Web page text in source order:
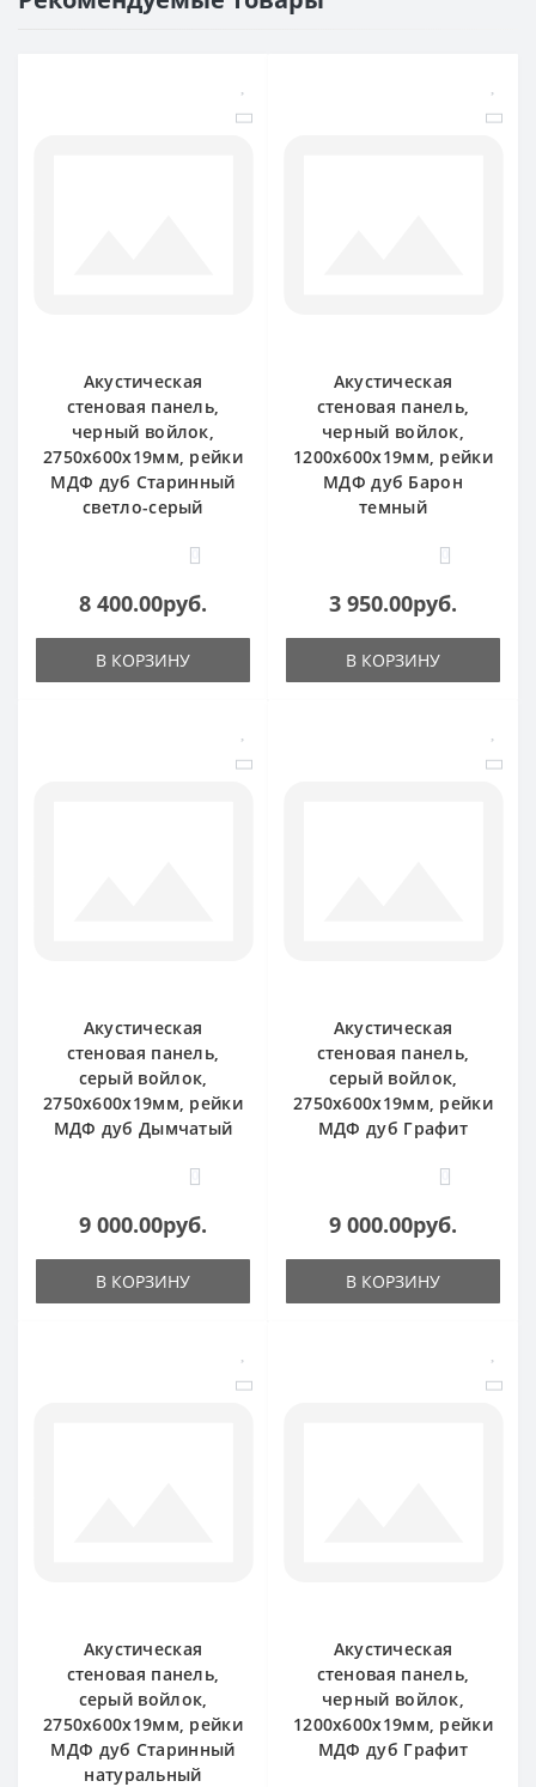
Акустическая
стеновая панель,
черный войлок,
2750х600х19мм, рейки
МДФ дуб Старинный
светло-серый
0
8 400.00руб.
В КОРЗИНУ
Акустическая
стеновая панель,
черный войлок,
1200х600х19мм, рейки
МДФ дуб Барон
темный
0
3 950.00руб.
В КОРЗИНУ
Акустическая
стеновая панель,
серый войлок,
2750х600х19мм, рейки
МДФ дуб Дымчатый
0
9 000.00руб.
В КОРЗИНУ
Акустическая
стеновая панель,
серый войлок,
2750х600х19мм, рейки
МДФ дуб Графит
0
9 000.00руб.
В КОРЗИНУ
Акустическая
стеновая панель,
серый войлок,
2750х600х19мм, рейки
МДФ дуб Старинный
натуральный
Акустическая
стеновая панель,
черный войлок,
1200х600х19мм, рейки
МДФ дуб Графит